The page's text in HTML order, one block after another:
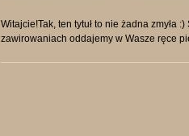
Witajcie!Tak, ten tytuł to nie żadna zmyła
zawirowaniach oddajemy w Wasze ręce